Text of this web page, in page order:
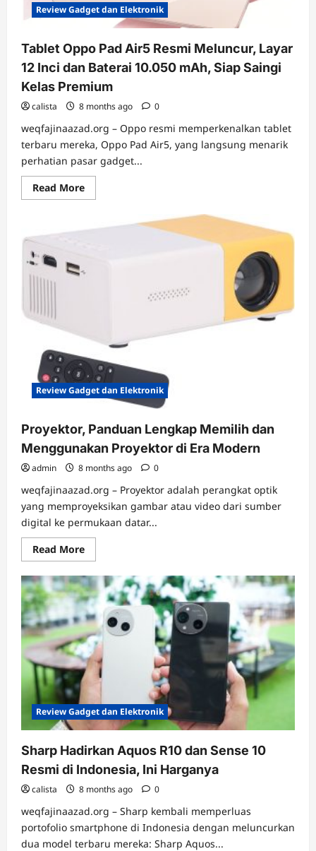
Khusus
Review Gadget dan Elektronik
Tablet Oppo Pad Air5 Resmi Meluncur, Layar
12 Inci dan Baterai 10.050 mAh, Siap Saingi
Kelas Premium
calista 8 months ago 0
weqfajinaazad.org – Oppo resmi memperkenalkan tablet
terbaru mereka, Oppo Pad Air5, yang langsung menarik
perhatian pasar gadget...
Read MoreRead
more
Oppo
Layar
Siap
Saingi
Kelas
Premium
Review Gadget dan Elektronik
Proyektor, Panduan Lengkap Memilih dan
Menggunakan Proyektor di Era Modern
admin 8 months ago 0
weqfajinaazad.org – Proyektor adalah perangkat optik
yang memproyeksikan gambar atau video dari sumber
digital ke permukaan datar...
Read MoreRead
more
Proyektor,
Panduan
Lengkap
Memilih
dan
Menggunakan
Proyektor
di
Era
Modern
Review Gadget dan Elektronik
Sharp Hadirkan Aquos R10 dan Sense 10
Resmi di Indonesia, Ini Harganya
calista 8 months ago 0
weqfajinaazad.org – Sharp kembali memperluas
portofolio smartphone di Indonesia dengan meluncurkan
dua model terbaru mereka: Sharp Aquos...